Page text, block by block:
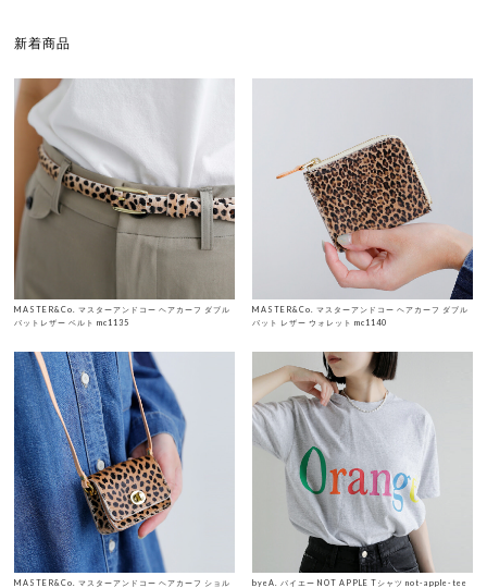
新着商品
MASTER&Co. マスターアンドコー ヘアカーフ ダブル
バットレザー ベルト mc1135
MASTER&Co. マスターアンドコー ヘアカーフ ダブル
バット レザー ウォレット mc1140
MASTER&Co. マスターアンドコー ヘアカーフ ショル
byeA. バイエー NOT APPLE Tシャツ not-apple-tee